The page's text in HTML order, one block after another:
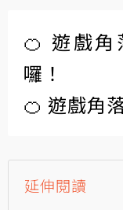
🍊 遊戲角
囉！
🍊 遊戲角
延伸閱讀